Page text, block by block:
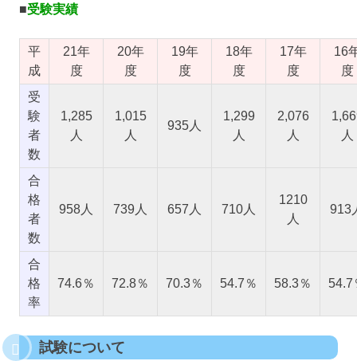
■受験実績
平
成
21年
度
20年
度
19年
度
18年
度
17年
度
16
度
受
験
者
数
1,285
人
1,015
人
935人
1,299
人
2,076
人
人
合
格
者
数
958人 739人 657人 710人
1210
人
913
合
格
率
74.6％ 72.8％ 70.3％ 54.7％ 58.3％ 54.7
試験について